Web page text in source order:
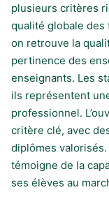
plusieurs critères
qualité globale des
on retrouve la
pertinence des
enseignants. Les
ils représentent
professionnel.
critère clé, avec
diplômes
témoigne de la
ses élèves au